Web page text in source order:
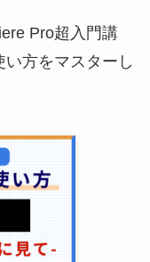
Pro超入門講
方をマスターし